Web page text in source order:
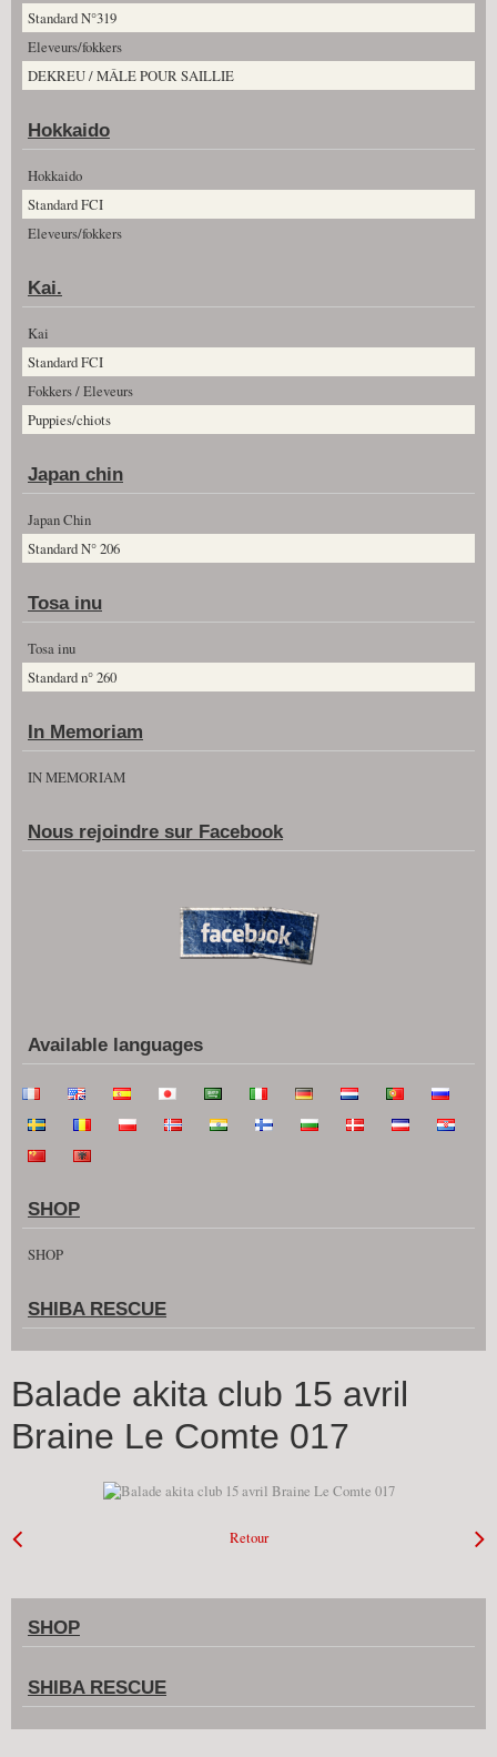
Standard N°319
Eleveurs/fokkers
DEKREU / MÂLE POUR SAILLIE
Hokkaido
Hokkaido
Standard FCI
Eleveurs/fokkers
Kai.
Kai
Standard FCI
Fokkers / Eleveurs
Puppies/chiots
Japan chin
Japan Chin
Standard N° 206
Tosa inu
Tosa inu
Standard n° 260
In Memoriam
IN MEMORIAM
Nous rejoindre sur Facebook
Available languages
SHOP
SHOP
SHIBA RESCUE
Balade akita club 15 avril
Braine Le Comte 017
Retour
SHOP
SHIBA RESCUE